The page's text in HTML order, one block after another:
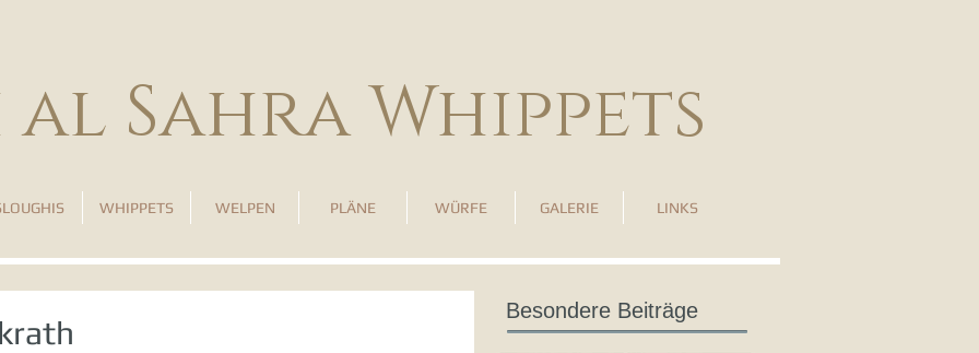
al Sahra Whippets
WHIPPETS WELPEN PLÄNE WÜRFE GALERIE LINKS
Besondere Beiträge